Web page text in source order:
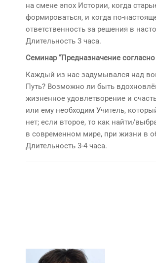
на смене эпох Истории, когда
формироваться, и когда по-
ответственность за решения в
Длительность 3 часа.
Семинар “Предназначение
Каждый из нас задумывался над
Путь? Возможно ли быть
жизненное удовлетворение и
или ему необходим Учитель,
нет; если второе, то как найти/
в современном мире, при жизни в
Длительность 3-4 часа.